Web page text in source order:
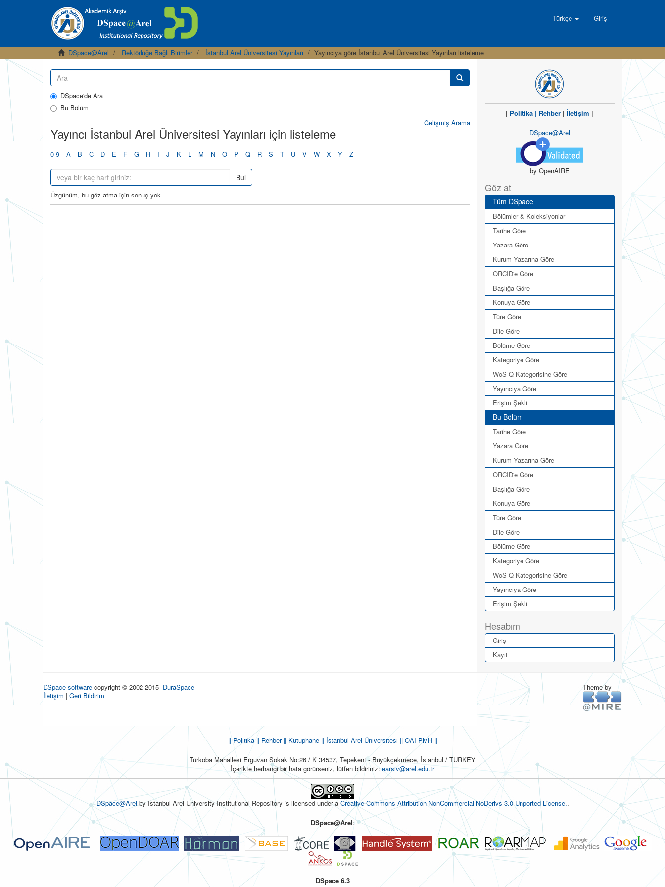
Türkçe Giriş
DSpace@Arel Rektörlüğe Bağlı Birimler İstanbul Arel Üniversitesi Yayınları Yayıncıya göre İstanbul Arel Üniversitesi Yayınları listeleme
DSpace'de Ara
Bu Bölüm
Gelişmiş Arama
Yayıncı İstanbul Arel Üniversitesi Yayınları için listeleme
0-9 A B C D E F G H I J K L M N O P Q R S T U V W X Y Z
Bul
Üzgünüm, bu göz atma için sonuç yok.
| Politika | Rehber |İletişim |
DSpace@Arel
by OpenAIRE
Göz at
Tüm DSpace
Bölümler & Koleksiyonlar
Tarihe Göre
Yazara Göre
Kurum Yazarına Göre
ORCID'e Göre
Başlığa Göre
Konuya Göre
Türe Göre
Dile Göre
Bölüme Göre
Kategoriye Göre
WoS Q Kategorisine Göre
Yayıncıya Göre
Erişim Şekli
Bu Bölüm
Tarihe Göre
Yazara Göre
Kurum Yazarına Göre
ORCID'e Göre
Başlığa Göre
Konuya Göre
Türe Göre
Dile Göre
Bölüme Göre
Kategoriye Göre
WoS Q Kategorisine Göre
Yayıncıya Göre
Erişim Şekli
Hesabım
Giriş
Kayıt
DSpace software copyright © 2002-2015 DuraSpace
İletişim | Geri Bildirim
Theme by
|| Politika|| Rehber|| Kütüphane|| İstanbul Arel Üniversitesi ||OAI-PMH ||
Türkoba Mahallesi Erguvan Sokak No:26 / K 34537, Tepekent - Büyükçekmece, İstanbul / TURKEY
İçerikte herhangi bir hata görürseniz, lütfen bildiriniz:earsiv@arel.edu.tr
DSpace@Arelby Istanbul Arel University Institutional Repository is licensed under a Creative Commons Attribution-NonCommercial-NoDerivs 3.0 Unported License..
DSpace@Arel:
DSpace 6.3